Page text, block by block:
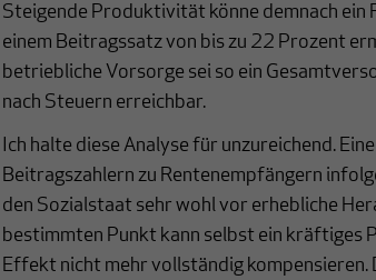
Steigende Produktivität könne demnach ein
einem Beitragssatz von bis zu 22 Prozent
betriebliche Vorsorge sei so ein
nach Steuern erreichbar.
Ich halte diese Analyse für unzureichend.
Beitragszahlern zu Rentenempfängern
den Sozialstaat sehr wohl vor erhebliche
bestimmten Punkt kann selbst ein kräftiges
Effekt nicht mehr vollständig kompensieren.